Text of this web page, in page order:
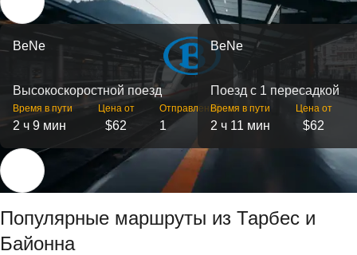
BeNe
Высокоскоростной поезд
Время в пути
2 ч 9 мин
Цена от
$62
Отправлений
1
BeNe
Поезд с 1 пересадкой
Время в пути
2 ч 11 мин
Цена от
$62
Популярные маршруты из Тарбес и
Байонна